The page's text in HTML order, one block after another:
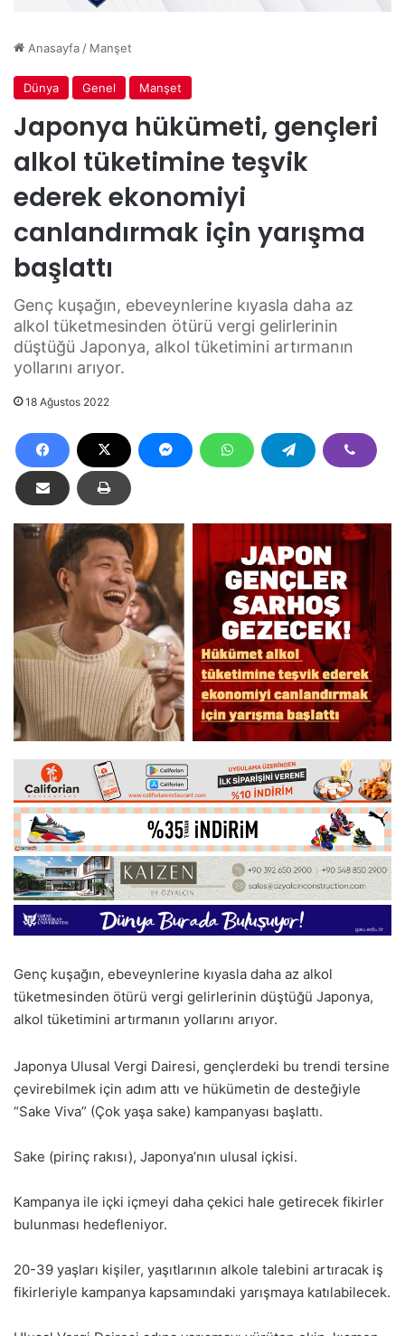
Anasayfa/ Manşet
Dünya Genel Manşet
Japonya hükümeti, gençleri
alkol tüketimine teşvik
ederek ekonomiyi
canlandırmak için yarışma
başlattı
Genç kuşağın, ebeveynlerine kıyasla daha az
alkol tüketmesinden ötürü vergi gelirlerinin
düştüğü Japonya, alkol tüketimini artırmanın
yollarını arıyor.
18 Ağustos 2022
Genç kuşağın, ebeveynlerine kıyasla daha az alkol
tüketmesinden ötürü vergi gelirlerinin düştüğü Japonya,
alkol tüketimini artırmanın yollarını arıyor.
Japonya Ulusal Vergi Dairesi, gençlerdeki bu trendi tersine
çevirebilmek için adım attı ve hükümetin de desteğiyle
“Sake Viva” (Çok yaşa sake) kampanyası başlattı.
Sake (pirinç rakısı), Japonya’nın ulusal içkisi.
Kampanya ile içki içmeyi daha çekici hale getirecek fikirler
bulunması hedefleniyor.
20-39 yaşları kişiler, yaşıtlarının alkole talebini artıracak iş
fikirleriyle kampanya kapsamındaki yarışmaya katılabilecek.